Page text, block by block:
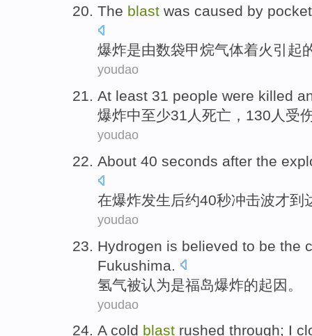
The blast was caused by
爆炸是由数袋甲烷气体着火引起
youdao
At least 31 people were killed
爆炸中至少31 人 死亡 ，130 人受
youdao
About 40 seconds after the
在爆炸发生 后约40秒冲击波才到
youdao
Hydrogen is believed to be the
Fukushima
氢气被认为是福岛爆炸的起因 。
youdao
A cold blast rushed through; I